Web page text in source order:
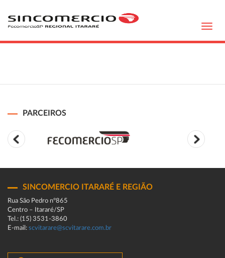
PARCEIROS
SINCOMERCIO ITARARÉ E REGIÃO
Rua São Pedro n°865
Centro – Itararé/SP
Tel.: (15) 3531-3860
E-mail: scvitarare@scvitarare.com.br